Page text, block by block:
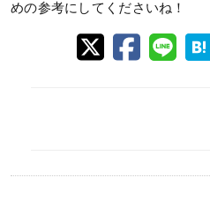
めの参考にしてくださいね！